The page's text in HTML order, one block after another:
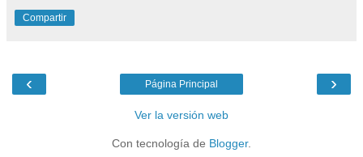
Compartir
‹ ›
Página Principal
Ver la versión web
Con tecnología de Blogger.